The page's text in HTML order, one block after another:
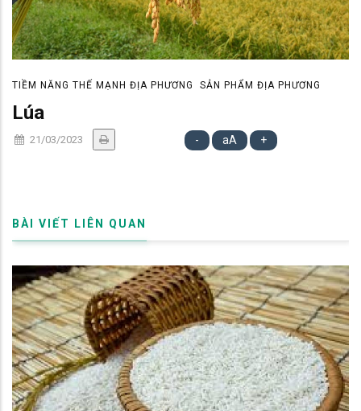
TIỀM NĂNG THẾ MẠNH ĐỊA PHƯƠNG SẢN PHẨM ĐỊA PHƯƠNG
Lúa
21/03/2023 - aA +
BÀI VIẾT LIÊN QUAN